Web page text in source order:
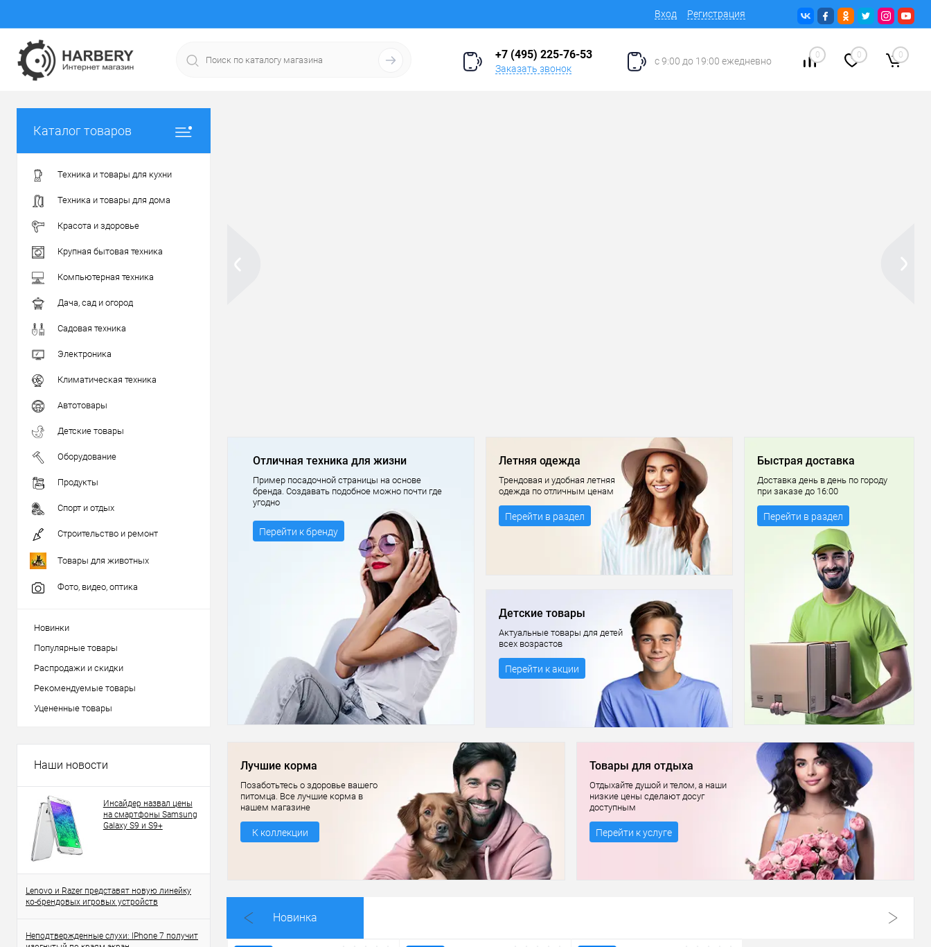
Вход Регистрация
+7 (495) 225-76-53
Заказать звонок
с 9:00 до 19:00 ежедневно
0 0 0
Каталог товаров
Техника и товары для кухни
Техника и товары для дома
Красота и здоровье
Крупная бытовая техника
Компьютерная техника
Дача, сад и огород
Садовая техника
Электроника
Климатическая техника
Автотовары
Детские товары
Оборудование
Продукты
Спорт и отдых
Строительство и ремонт
Товары для животных
Фото, видео, оптика
Новинки
Популярные товары
Распродажи и скидки
Рекомендуемые товары
Уцененные товары
Наши новости
Инсайдер назвал цены
на смартфоны Samsung
Galaxy S9 и S9+
Lenovo и Razer представят новую линейку
ко-брендовых игровых устройств
Неподтвержденные слухи: IPhone 7 получит
Отличная техника для жизни
Пример посадочной страницы на основе
бренда. Создавать подобное можно почти где
угодно
Перейти к бренду
Летняя одежда
Трендовая и удобная летняя
одежда по отличным ценам
Перейти в раздел
Детские товары
Актуальные товары для детей
всех возрастов
Перейти к акции
Быстрая доставка
Доставка день в день по городу
при заказе до 16:00
Перейти в раздел
Лучшие корма
Позаботьтесь о здоровье вашего
питомца. Все лучшие корма в
нашем магазине
К коллекции
Товары для отдыха
Отдыхайте душой и телом, а наши
низкие цены сделают досуг
доступным
Перейти к услуге
Новинка